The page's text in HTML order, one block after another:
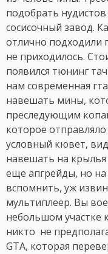
подобрать
сосисочный завод.
отлично подходили
не приходилось.
появился тюнинг
нам современная
навешать мины,
преследующим
которое
условный кювет,
навешать на
еще апгрейды, но
вспомнить, уж
мультиплеер. Вы
небольшом участке
никто не
GTA, которая